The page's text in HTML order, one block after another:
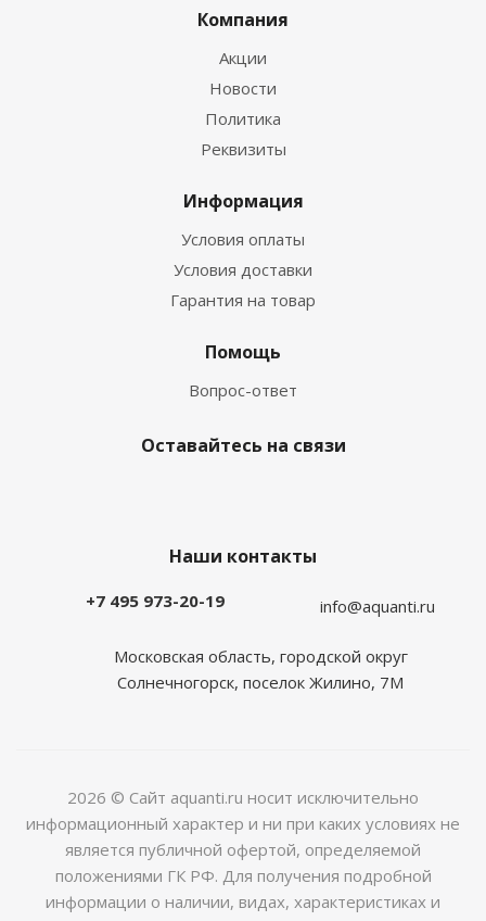
Компания
Акции
Новости
Политика
Реквизиты
Информация
Условия оплаты
Условия доставки
Гарантия на товар
Помощь
Вопрос-ответ
Оставайтесь на связи
Наши контакты
+7 495 973-20-19 info@aquanti.ru
Московская область, городской округ
Солнечногорск, поселок Жилино, 7М
2026 © Сайт aquanti.ru носит исключительно
информационный характер и ни при каких условиях не
является публичной офертой, определяемой
положениями ГК РФ. Для получения подробной
информации о наличии, видах, характеристиках и